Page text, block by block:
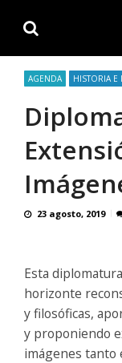
navigation
content
AGENDA HISTORIA E
23 agosto, 2019
Esta
horizonte
y filosóficas,
y proponiendo
imágenes tanto